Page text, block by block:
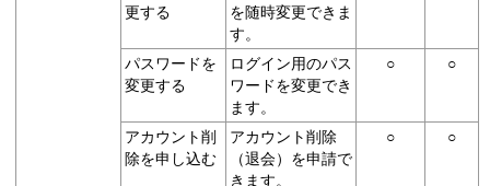
更する
を随時変更できま
す。
パスワードを
変更する
ログイン用のパス
ワードを変更でき
ます。
○ ○
アカウント削
除を申し込む
アカウント削除
（退会）を申請で
きます。
○ ○